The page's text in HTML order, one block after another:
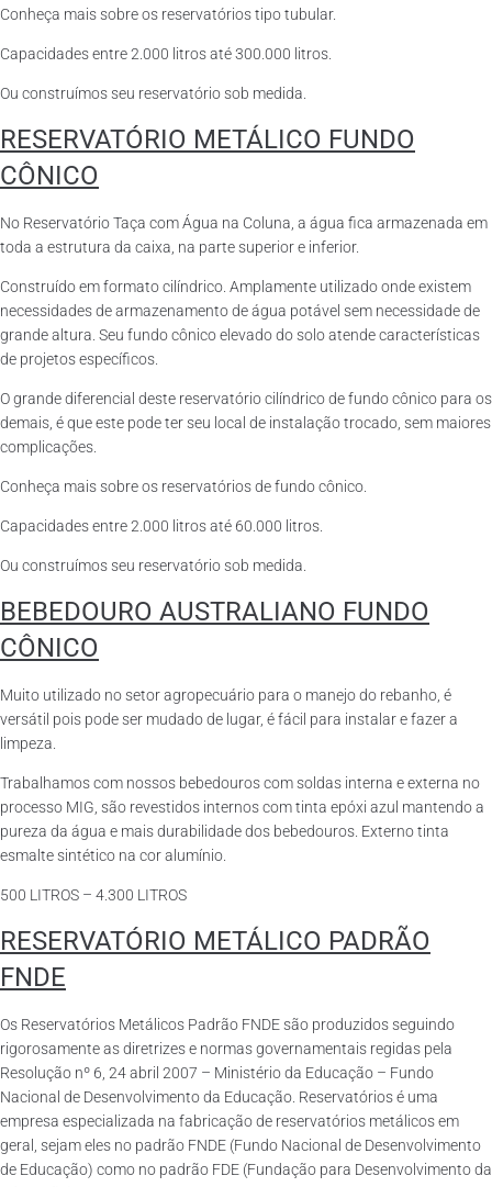
Conheça mais sobre os reservatórios tipo tubular.
Capacidades entre 2.000 litros até 300.000 litros.
Ou construímos seu reservatório sob medida.
RESERVATÓRIO METÁLICO FUNDO
CÔNICO
No Reservatório Taça com Água na Coluna, a água fica armazenada em
toda a estrutura da caixa, na parte superior e inferior.
Construído em formato cilíndrico. Amplamente utilizado onde existem
necessidades de armazenamento de água potável sem necessidade de
grande altura. Seu fundo cônico elevado do solo atende características
de projetos específicos.
O grande diferencial deste reservatório cilíndrico de fundo cônico para os
demais, é que este pode ter seu local de instalação trocado, sem maiores
complicações.
Conheça mais sobre os reservatórios de fundo cônico.
Capacidades entre 2.000 litros até 60.000 litros.
Ou construímos seu reservatório sob medida.
BEBEDOURO AUSTRALIANO FUNDO
CÔNICO
Muito utilizado no setor agropecuário para o manejo do rebanho, é
versátil pois pode ser mudado de lugar, é fácil para instalar e fazer a
limpeza.
Trabalhamos com nossos bebedouros com soldas interna e externa no
processo MIG, são revestidos internos com tinta epóxi azul mantendo a
pureza da água e mais durabilidade dos bebedouros. Externo tinta
esmalte sintético na cor alumínio.
500 LITROS – 4.300 LITROS
RESERVATÓRIO METÁLICO PADRÃO
FNDE
Os Reservatórios Metálicos Padrão FNDE são produzidos seguindo
rigorosamente as diretrizes e normas governamentais regidas pela
Resolução nº 6, 24 abril 2007 – Ministério da Educação – Fundo
Nacional de Desenvolvimento da Educação. Reservatórios é uma
empresa especializada na fabricação de reservatórios metálicos em
geral, sejam eles no padrão FNDE (Fundo Nacional de Desenvolvimento
de Educação) como no padrão FDE (Fundação para Desenvolvimento da